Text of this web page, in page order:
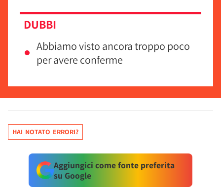
DUBBI
Abbiamo visto ancora troppo poco
per avere conferme
HAI NOTATO ERRORI?
Aggiungici come fonte preferita
su Google